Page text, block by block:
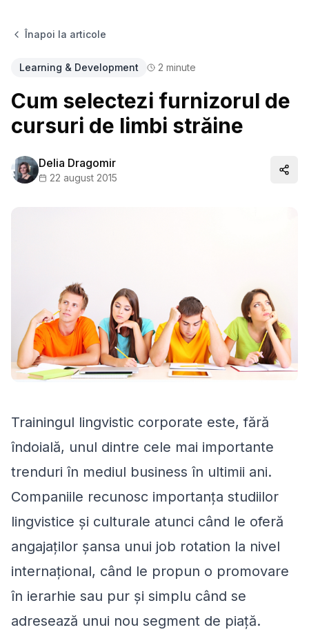
Înapoi la articole
Learning & Development 2 minute
Cum selectezi furnizorul de
cursuri de limbi străine
Delia Dragomir
22 august 2015
Trainingul lingvistic corporate este, fără
îndoială, unul dintre cele mai importante
trenduri în mediul business în ultimii ani.
Companiile recunosc importanţa studiilor
lingvistice şi culturale atunci când le oferă
angajaţilor şansa unui job rotation la nivel
internaţional, când le propun o promovare
în ierarhie sau pur şi simplu când se
adresează unui nou segment de piaţă.